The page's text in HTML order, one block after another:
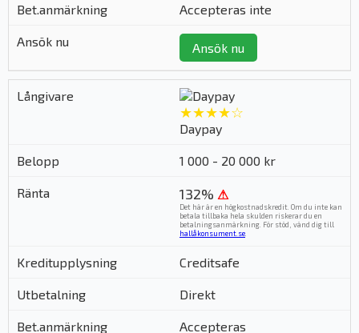
Accepteras inte
Ansök nu
★★★★☆
Daypay
1 000 - 20 000 kr
132% ⚠
Det här är en högkostnadskredit. Om du inte kan
betala tillbaka hela skulden riskerar du en
betalningsanmärkning. För stöd, vänd dig till
hallåkonsument.se.
Creditsafe
Direkt
Accepteras